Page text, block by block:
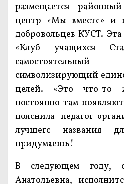
размещается
центр «Мы вместе» и
добровольцев КУСТ. Эта
«Клуб учащихся
символизирующий
целей. «Это что-то
постоянно там
пояснила педагог-
лучшего названия
придумаешь!
В следующем году,
Анатольевна,